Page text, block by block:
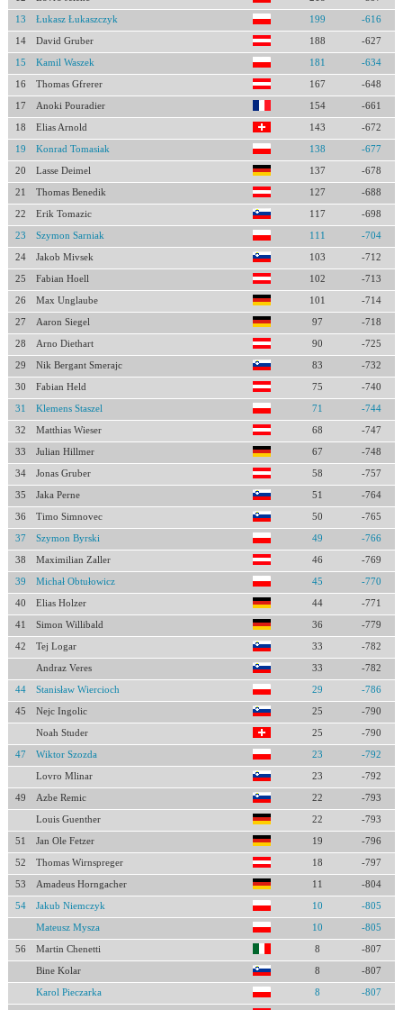
13 Łukasz Łukaszczyk 199 -616
14 David Gruber 188 -627
15 Kamil Waszek 181 -634
16 Thomas Gfrerer 167 -648
17 Anoki Pouradier 154 -661
18 Elias Arnold 143 -672
19 Konrad Tomasiak 138 -677
20 Lasse Deimel 137 -678
21 Thomas Benedik 127 -688
22 Erik Tomazic 117 -698
23 Szymon Sarniak 111 -704
24 Jakob Mivsek 103 -712
25 Fabian Hoell 102 -713
26 Max Unglaube 101 -714
27 Aaron Siegel 97 -718
28 Arno Diethart 90 -725
29 Nik Bergant Smerajc 83 -732
30 Fabian Held 75 -740
31 Klemens Staszel 71 -744
32 Matthias Wieser 68 -747
33 Julian Hillmer 67 -748
34 Jonas Gruber 58 -757
35 Jaka Perne 51 -764
36 Timo Simnovec 50 -765
37 Szymon Byrski 49 -766
38 Maximilian Zaller 46 -769
39 Michał Obtułowicz 45 -770
40 Elias Holzer 44 -771
41 Simon Willibald 36 -779
42 Tej Logar 33 -782
Andraz Veres 33 -782
44 Stanisław Wiercioch 29 -786
45 Nejc Ingolic 25 -790
Noah Studer 25 -790
47 Wiktor Szozda 23 -792
Lovro Mlinar 23 -792
49 Azbe Remic 22 -793
Louis Guenther 22 -793
51 Jan Ole Fetzer 19 -796
52 Thomas Wirnspreger 18 -797
53 Amadeus Horngacher 11 -804
54 Jakub Niemczyk 10 -805
Mateusz Mysza 10 -805
56 Martin Chenetti 8 -807
Bine Kolar 8 -807
Karol Pieczarka 8 -807